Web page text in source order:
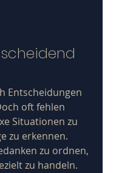
Entscheidungen
oft fehlen
Situationen zu
zu erkennen.
zu ordnen,
zu handeln.